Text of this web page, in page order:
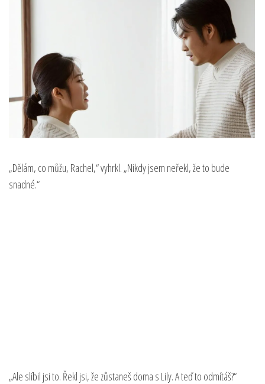
„Dělám, co můžu, Rachel,“ vyhrkl. „Nikdy jsem neřekl, že to bude
snadné.“
„Ale slíbil jsi to. Řekl jsi, že zůstaneš doma s Lily. A teď to odmítáš?“